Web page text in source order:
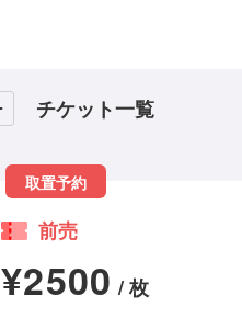
チケット一覧
取置予約
前売
¥2500 / 枚